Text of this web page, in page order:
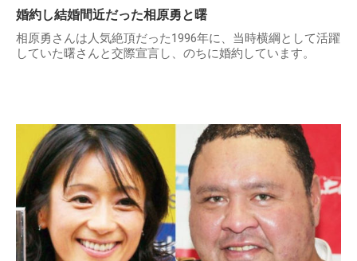
婚約し結婚間近だった相原勇と曙
相原勇さんは人気絶頂だった1996年に、当時横綱として活躍
していた曙さんと交際宣言し、のちに婚約しています。